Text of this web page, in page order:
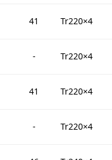
41 Tr220×4
- Tr220×4
41 Tr220×4
- Tr220×4